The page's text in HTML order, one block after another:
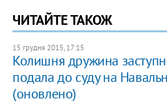
ЧИТАЙТЕ ТАКОЖ
15 грудня 2015, 17:15
Колишня дружина
подала до суду на
(оновлено)